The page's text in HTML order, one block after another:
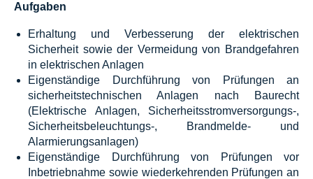
Aufgaben
Erhaltung und Verbesserung der elektrischen
Sicherheit sowie der Vermeidung von Brandgefahren
in elektrischen Anlagen
Eigenständige Durchführung von Prüfungen an
sicherheitstechnischen Anlagen nach Baurecht
(Elektrische Anlagen, Sicherheitsstromversorgungs-,
Sicherheitsbeleuchtungs-, Brandmelde- und
Alarmierungsanlagen)
Eigenständige Durchführung von Prüfungen vor
Inbetriebnahme sowie wiederkehrenden Prüfungen an